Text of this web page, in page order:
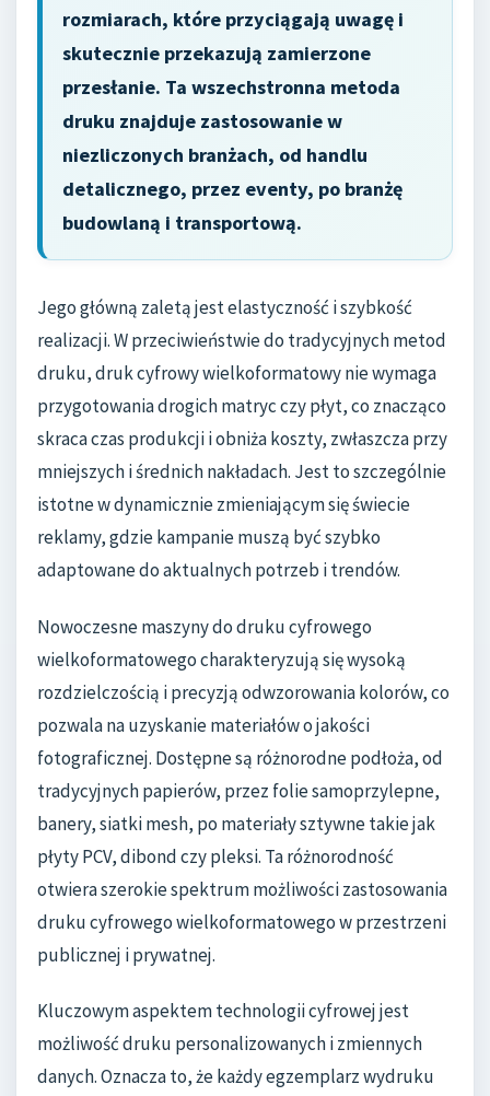
rozmiarach, które przyciągają uwagę i
skutecznie przekazują zamierzone
przesłanie. Ta wszechstronna metoda
druku znajduje zastosowanie w
niezliczonych branżach, od handlu
detalicznego, przez eventy, po branżę
budowlaną i transportową.
Jego główną zaletą jest elastyczność i szybkość
realizacji. W przeciwieństwie do tradycyjnych metod
druku, druk cyfrowy wielkoformatowy nie wymaga
przygotowania drogich matryc czy płyt, co znacząco
skraca czas produkcji i obniża koszty, zwłaszcza przy
mniejszych i średnich nakładach. Jest to szczególnie
istotne w dynamicznie zmieniającym się świecie
reklamy, gdzie kampanie muszą być szybko
adaptowane do aktualnych potrzeb i trendów.
Nowoczesne maszyny do druku cyfrowego
wielkoformatowego charakteryzują się wysoką
rozdzielczością i precyzją odwzorowania kolorów, co
pozwala na uzyskanie materiałów o jakości
fotograficznej. Dostępne są różnorodne podłoża, od
tradycyjnych papierów, przez folie samoprzylepne,
banery, siatki mesh, po materiały sztywne takie jak
płyty PCV, dibond czy pleksi. Ta różnorodność
otwiera szerokie spektrum możliwości zastosowania
druku cyfrowego wielkoformatowego w przestrzeni
publicznej i prywatnej.
Kluczowym aspektem technologii cyfrowej jest
możliwość druku personalizowanych i zmiennych
danych. Oznacza to, że każdy egzemplarz wydruku